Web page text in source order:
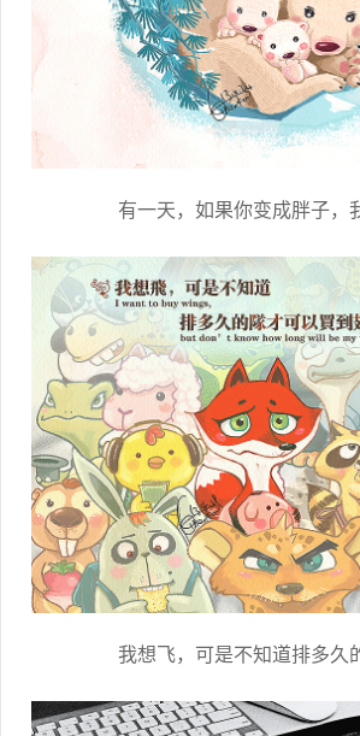
有一天，如果你变成胖子，
我想飞，可是不知道排多久